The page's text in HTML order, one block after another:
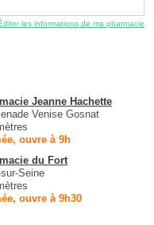
les informations de ma pharmacie
Jeanne Hachette
Venise Gosnat
ouvre à 9h
du Fort
Seine
ouvre à 9h30